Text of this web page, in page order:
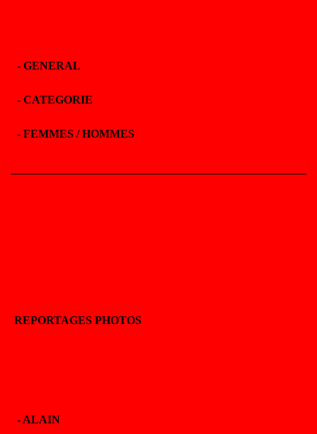
- GENERAL
- CATEGORIE
- FEMMES / HOMMES
REPORTAGES PHOTOS
- ALAIN